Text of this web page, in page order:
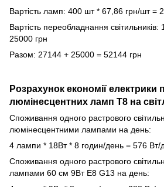
Вартість ламп: 400 шт * 67,86 грн/шт =
Вартість переобладнання
25000 грн
Разом: 27144 + 25000 = 52144 грн
Розрахунок економії електрики
люмінесцентних ламп Т8 на
Споживання одного растрового
люмінесцентними лампами на день:
4 лампи * 18Вт * 8 годин/день = 576 Вт/
Споживання одного растрового
лампами 60 см 9Вт Е8 G13 на день: